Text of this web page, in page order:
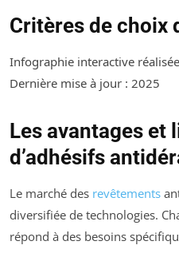
Critères de choix
Infographie interactive
Dernière mise à jour : 2025
Les avantages
d’adhésifs
Le marché des revêtements
diversifiée de technologies.
répond à des besoins